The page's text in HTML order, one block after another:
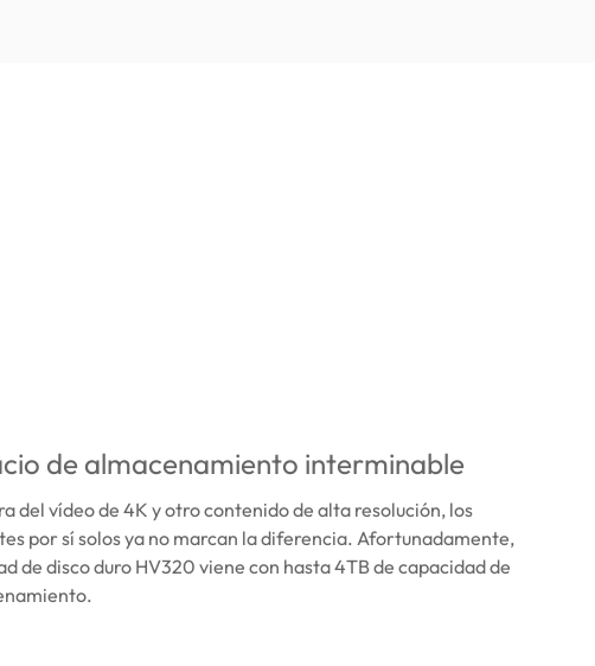
de almacenamiento interminable
del vídeo de 4K y otro contenido de alta resolución, los
por sí solos ya no marcan la diferencia. Afortunadamente,
de disco duro HV320 viene con hasta 4TB de capacidad de